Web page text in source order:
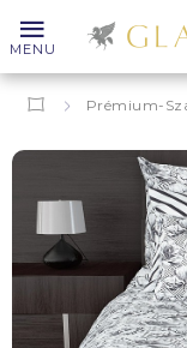
MENU
Prémium-
Amada